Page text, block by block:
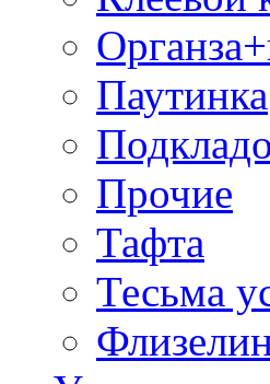
Паутинка
Прочие
Тафта
Тесьма